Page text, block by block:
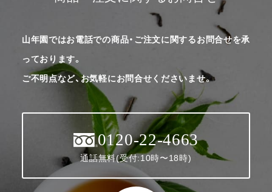
山年園ではお電話での商品・ご注文に関するお問合せを承
っております。
ご不明点など、お気軽にお問合せくださいませ。
0120-22-4663
通話無料(受付:10時〜18時)